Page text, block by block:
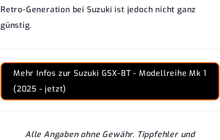
Retro-Generation bei Suzuki ist jedoch nicht ganz
günstig.
Mehr Infos zur Suzuki GSX-8T - Modellreihe Mk 1
(2025 - jetzt)
Alle Angaben ohne Gewähr. Tippfehler und